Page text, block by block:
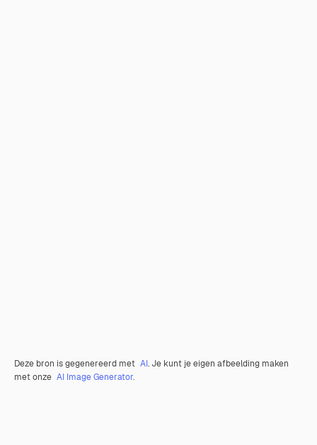
Deze bron is gegenereerd met AI. Je kunt je eigen afbeelding maken
met onze AI Image Generator.